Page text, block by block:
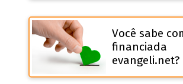
Você sabe
financiada
evangeli.net?